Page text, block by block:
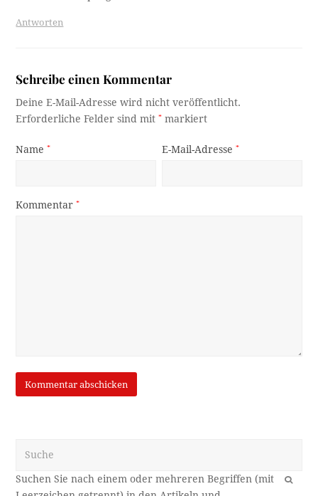
Antworten
Schreibe einen Kommentar
Deine E-Mail-Adresse wird nicht veröffentlicht.
Erforderliche Felder sind mit* markiert
Name* E-Mail-Adresse*
Kommentar*
OK